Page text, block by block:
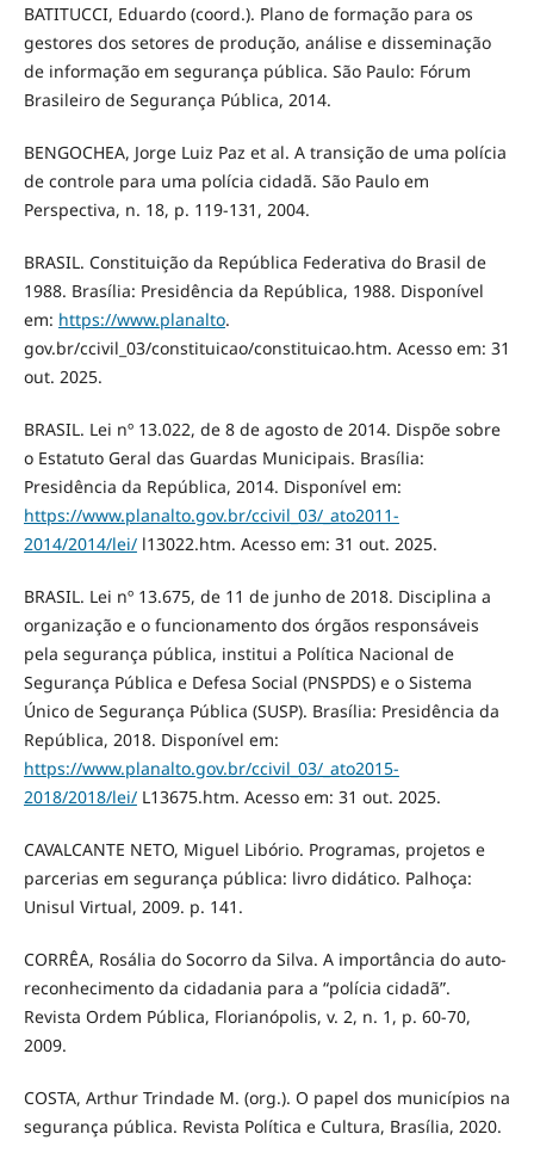
BATITUCCI, Eduardo (coord.). Plano de formação para os
gestores dos setores de produção, análise e disseminação
de informação em segurança pública. São Paulo: Fórum
Brasileiro de Segurança Pública, 2014.
BENGOCHEA, Jorge Luiz Paz et al. A transição de uma polícia
de controle para uma polícia cidadã. São Paulo em
Perspectiva, n. 18, p. 119-131, 2004.
BRASIL. Constituição da República Federativa do Brasil de
1988. Brasília: Presidência da República, 1988. Disponível
em: https://www.planalto.
gov.br/ccivil_03/constituicao/constituicao.htm. Acesso em: 31
out. 2025.
BRASIL. Lei nº 13.022, de 8 de agosto de 2014. Dispõe sobre
o Estatuto Geral das Guardas Municipais. Brasília:
Presidência da República, 2014. Disponível em:
https://www.planalto.gov.br/ccivil_03/_ato2011-
2014/2014/lei/l13022.htm. Acesso em: 31 out. 2025.
BRASIL. Lei nº 13.675, de 11 de junho de 2018. Disciplina a
organização e o funcionamento dos órgãos responsáveis
pela segurança pública, institui a Política Nacional de
Segurança Pública e Defesa Social (PNSPDS) e o Sistema
Único de Segurança Pública (SUSP). Brasília: Presidência da
República, 2018. Disponível em:
https://www.planalto.gov.br/ccivil_03/_ato2015-
2018/2018/lei/L13675.htm. Acesso em: 31 out. 2025.
CAVALCANTE NETO, Miguel Libório. Programas, projetos e
parcerias em segurança pública: livro didático. Palhoça:
Unisul Virtual, 2009. p. 141.
CORRÊA, Rosália do Socorro da Silva. A importância do auto-
reconhecimento da cidadania para a “polícia cidadã”.
Revista Ordem Pública, Florianópolis, v. 2, n. 1, p. 60-70,
2009.
COSTA, Arthur Trindade M. (org.). O papel dos municípios na
segurança pública. Revista Política e Cultura, Brasília, 2020.